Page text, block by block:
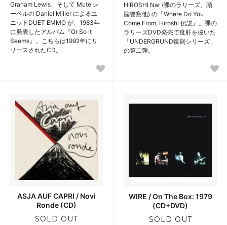
Graham Lewis、そして Mute レ
ーベルの Daniel Miller によるユ
ニットDUET EMMO が、1983年
に発表したアルバム『Or So It
Seems』。こちらは1992年にリ
リースされたCD。
HIROSHI Nar (裸のラリーズ、頭
脳警察他) の『Where Do You
Come From, Hiroshi 伝説』。裸の
ラリーズDVD発売で度肝を抜いた
「UNDERGRUND復刻シリーズ」
の第二弾。
ASJA AUF CAPRI / Novi
Ronde (CD)
SOLD OUT
WIRE / On The Box: 1979
(CD+DVD)
SOLD OUT